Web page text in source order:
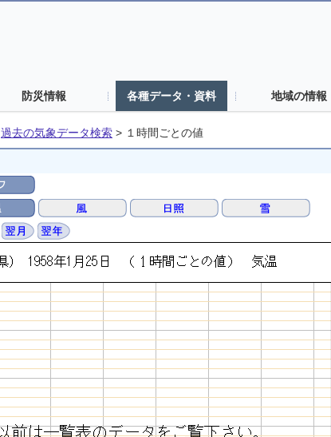
防災情報 各種データ・資料 地域の情報
過去の気象データ検索 > １時間ごとの値